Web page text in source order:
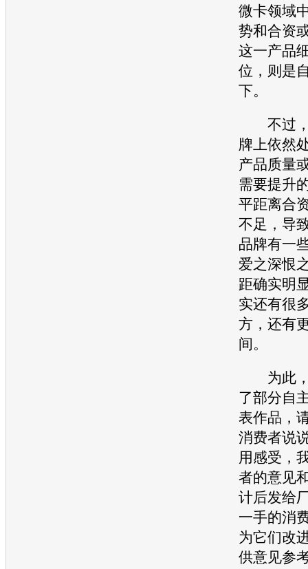
微卡领域
势和合资
这一产品
位，则是
下。
不过，
牌上依然
产品质量
需要提升
平距离合
不足，导
品牌有一
爱之深恨
距确实明
实还有很
方，还有
间。
为此，
了部分自
表作品，
消费者说
用感受，
者的意见
计后发给
一手的消
为它们改
供意见参